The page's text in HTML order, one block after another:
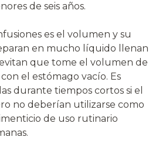
de seis años.
es el volumen y su
en mucho líquido llenan
que tome el volumen de
el estómago vacío. Es
durante tiempos cortos si el
no deberían utilizarse como
de uso rutinario